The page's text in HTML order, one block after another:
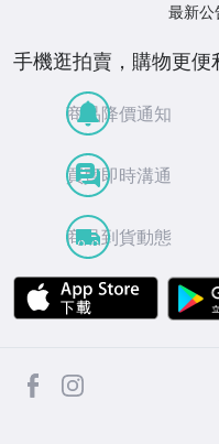
最新公
手機逛拍賣，購物更便
商品降價通知
買賣即時溝通
商品到貨動態
APP
facebook